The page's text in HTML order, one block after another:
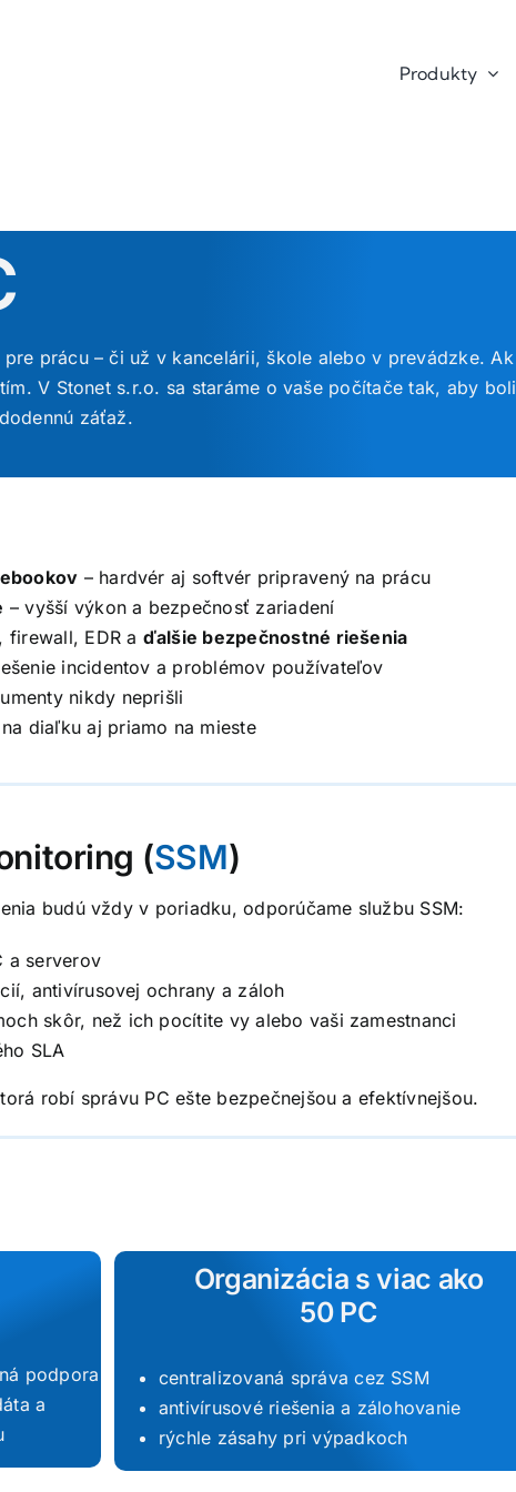
Produkty
prácu – či už v kancelárii, škole alebo v prevádzke. Ak
V Stonet s.r.o. sa staráme o vaše počítače tak, aby boli
záťaž.
– hardvér aj softvér pripravený na prácu
– vyšší výkon a bezpečnosť zariadení
firewall, EDR a ďalšie bezpečnostné riešenia
incidentov a problémov používateľov
nikdy neprišli
diaľku aj priamo na mieste
(SSM)
budú vždy v poriadku, odporúčame službu SSM:
a serverov
antivírusovej ochrany a záloh
skôr, než ich pocítite vy alebo vaši zamestnanci
SLA
robí správu PC ešte bezpečnejšou a efektívnejšou.
podpora
a
Organizácia s viac ako
50 PC
centralizovaná správa cez SSM
antivírusové riešenia a zálohovanie
rýchle zásahy pri výpadkoch